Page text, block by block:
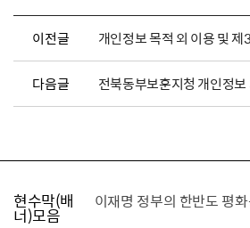
이전글 개인정보 목적 외 이용 및
다음글 전북동부보훈지청 개인정
현수막(배
너)모음
찾습니다 이재명 정부의 한반도 평